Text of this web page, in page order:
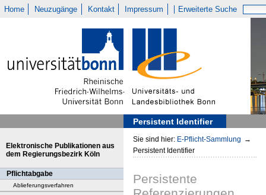
Home Neuzugänge Kontakt Impressum Erweiterte Suche
Persistent Identifier
Elektronische Publikationen aus
dem Regierungsbezirk Köln
Pflichtabgabe
Ablieferungsverfahren
Sie sind hier: E-Pflicht-Sammlung →
Persistent Identifier
Persistente